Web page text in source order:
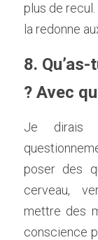
plus de
la redonne
8.
? Avec
Je dirais
poser des
cerveau,
mettre des
conscience